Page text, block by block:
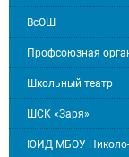
ВсОШ
Профсоюзная
Школьный театр
ШСК «Заря»
ЮИД МБОУ Николо-